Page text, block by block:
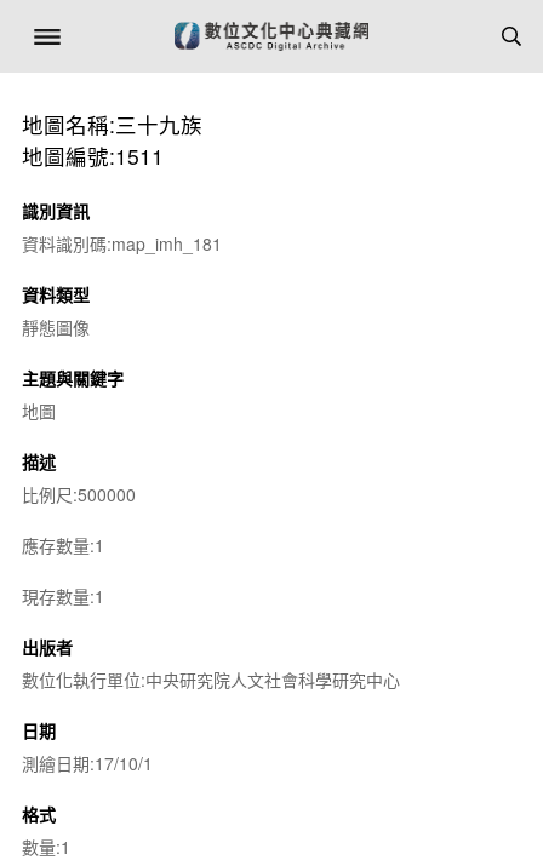
地圖名稱:三十九族
地圖編號:1511
識別資訊
資料識別碼:map_imh_181
資料類型
靜態圖像
主題與關鍵字
地圖
描述
比例尺:500000
應存數量:1
現存數量:1
出版者
數位化執行單位:中央研究院人文社會科學研究中心
日期
測繪日期:17/10/1
格式
數量:1